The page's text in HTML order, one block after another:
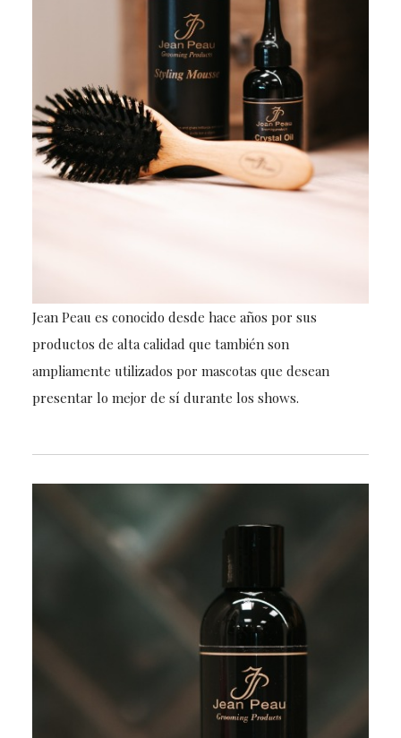
Jean Peau es conocido desde hace años por sus
productos de alta calidad que también son
ampliamente utilizados por mascotas que desean
presentar lo mejor de sí durante los shows.